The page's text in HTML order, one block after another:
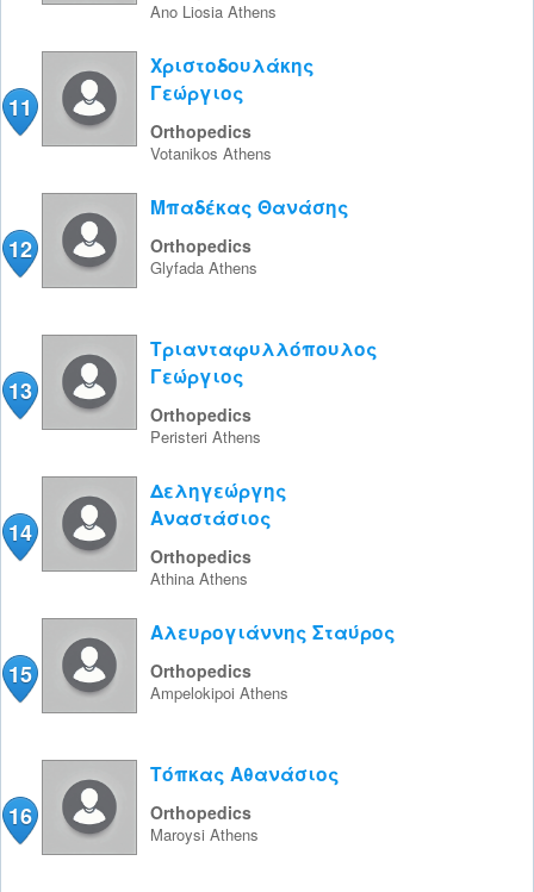
Ano Liosia Athens
11
Χριστοδουλάκης
Γεώργιος
Orthopedics
Votanikos Athens
12
Μπαδέκας Θανάσης
Orthopedics
Glyfada Athens
13
Τριανταφυλλόπουλος
Γεώργιος
Orthopedics
Peristeri Athens
14
Δεληγεώργης
Αναστάσιος
Orthopedics
Athina Athens
15
Αλευρογιάννης Σταύρος
Orthopedics
Ampelokipoi Athens
16
Τόπκας Αθανάσιος
Orthopedics
Maroysi Athens